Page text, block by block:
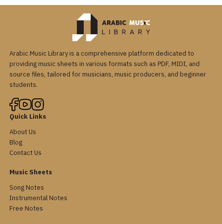
Arabic Music Library is a comprehensive platform dedicated to
providing music sheets in various formats such as PDF, MIDI, and
source files, tailored for musicians, music producers, and beginner
students.
Quick Links
About Us
Blog
Contact Us
Music Sheets
Song Notes
Instrumental Notes
Free Notes